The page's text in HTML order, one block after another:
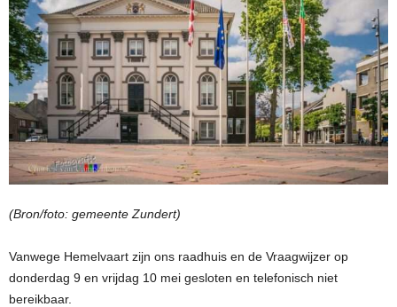
(Bron/foto: gemeente Zundert)
Vanwege Hemelvaart zijn ons raadhuis en de Vraagwijzer op
donderdag 9 en vrijdag 10 mei gesloten en telefonisch niet
bereikbaar.